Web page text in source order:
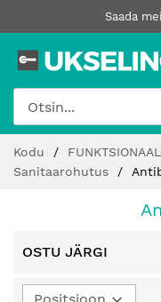
Saada
sisu
juurde
Kodu
Sanitaarohutus
OSTU JÄRGI